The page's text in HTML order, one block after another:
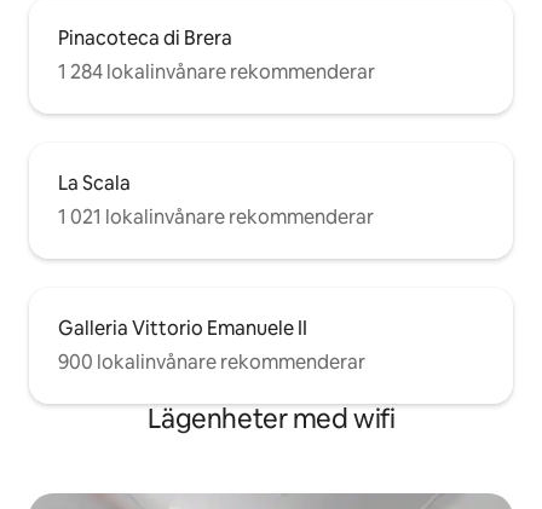
Pinacoteca di Brera
1 284 lokalinvånare rekommenderar
La Scala
1 021 lokalinvånare rekommenderar
Galleria Vittorio Emanuele II
900 lokalinvånare rekommenderar
Lägenheter med wifi